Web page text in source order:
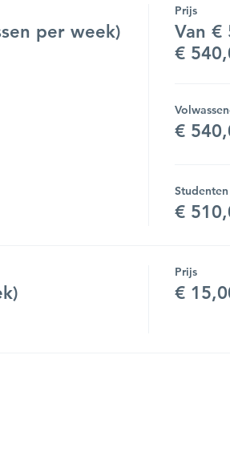
per week)
Prijs
Van €
€
€
Studenten
€
Prijs
€